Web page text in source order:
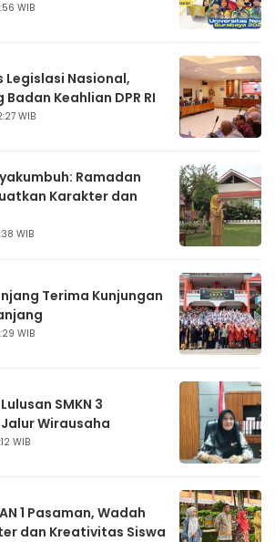
WIB
Legislasi Nasional,
Keahlian DPR RI
WIB
Ramadan
Karakter dan
WIB
Terima Kunjungan
WIB
SMKN 3
Wirausaha
WIB
1 Pasaman, Wadah
dan Kreativitas Siswa